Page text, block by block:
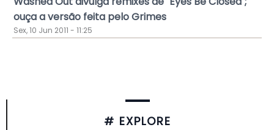
ouça a versão feita pelo Grimes
Sex, 10 Jun 2011 - 11:25
# EXPLORE